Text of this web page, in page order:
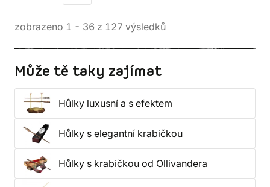
zobrazeno 1 - 36 z 127 výsledků
Může tě taky zajímat
Hůlky luxusní a s efektem
Hůlky s elegantní krabičkou
Hůlky s krabičkou od Ollivandera